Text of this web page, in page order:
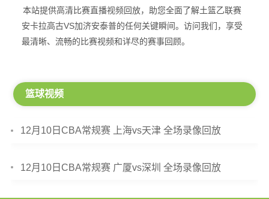
本站提供高清比赛直播视频回放，助您全面了解土篮乙联赛
安卡拉高古VS加济安泰普的任何关键瞬间。访问我们，享受
最清晰、流畅的比赛视频和详尽的赛事回顾。
篮球视频
12月10日CBA常规赛 上海vs天津 全场录像回放
12月10日CBA常规赛 广厦vs深圳 全场录像回放